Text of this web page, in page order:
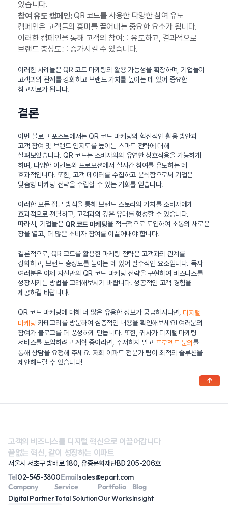
있습니다.
참여 유도 캠페인:QR 코드를 사용한 다양한 참여 유도
캠페인은 고객들의 흥미를 끌어내는 중요한 요소가 됩니다.
이러한 캠페인을 통해 고객의 참여를 유도하고, 결과적으로
브랜드 충성도를 증가시킬 수 있습니다.
이러한 사례들은 QR 코드 마케팅의 활용 가능성을 확장하며, 기업들이
고객과의 관계를 강화하고 브랜드 가치를 높이는 데 있어 중요한
참고자료가 됩니다.
결론
이번 블로그 포스트에서는 QR 코드 마케팅의 혁신적인 활용 방안과
고객 참여 및 브랜드 인지도를 높이는 스마트 전략에 대해
살펴보았습니다. QR 코드는 소비자와의 유연한 상호작용을 가능하게
하며, 다양한 이벤트와 프로모션에서 실시간 참여를 유도하는 데
효과적입니다. 또한, 고객 데이터를 수집하고 분석함으로써 기업은
맞춤형 마케팅 전략을 수립할 수 있는 기회를 얻습니다.
이러한 모든 접근 방식을 통해 브랜드 스토리와 가치를 소비자에게
효과적으로 전달하고, 고객과의 깊은 유대를 형성할 수 있습니다.
따라서, 기업들은 QR 코드 마케팅을 적극적으로 도입하여 소통의 새로운
장을 열고, 더 많은 소비자 참여를 이끌어내야 합니다.
결론적으로, QR 코드를 활용한 마케팅 전략은 고객과의 관계를
강화하고, 브랜드 충성도를 높이는 데 있어 필수적인 요소입니다. 독자
여러분은 이제 자신만의 QR 코드 마케팅 전략을 구현하여 비즈니스를
성장시키는 방법을 고려해보시기 바랍니다. 성공적인 고객 경험을
제공하길 바랍니다!
QR 코드 마케팅에 대해 더 많은 유용한 정보가 궁금하시다면, 디지털
마케팅 카테고리를 방문하여 심층적인 내용을 확인해보세요! 여러분의
참여가 블로그를 더 풍성하게 만듭니다. 또한, 귀사가 디지털 마케팅
서비스를 도입하려고 계획 중이라면, 주저하지 말고 프로젝트 문의 를
통해 상담을 요청해 주세요. 저희 이파트 전문가 팀이 최적의 솔루션을
제안해드릴 수 있습니다!
고객의 비즈니스를 디지털 혁신으로 이끌어갑니다
끝없는 혁신, 같이 성장하는 이파트
서울시 서초구 방배로 180, 유중문화재단BD 205-206호
Tel02-545-3800Emailsales@epart.com
Company
Digital Partner
Service
Total Solution
Portfolio
Our Works
Blog
Insight
↑